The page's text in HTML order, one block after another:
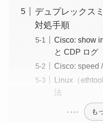
デュプレックス
対処手順
Cisco: show
と CDP ログ
Cisco: speed
Linux（
法
も